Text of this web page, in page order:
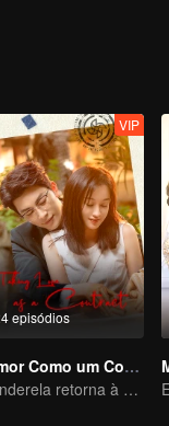
episódios
VIP
Amor Como um Contrato
Cinderela retorna à alta sociedade e encontra o amor com o presidente